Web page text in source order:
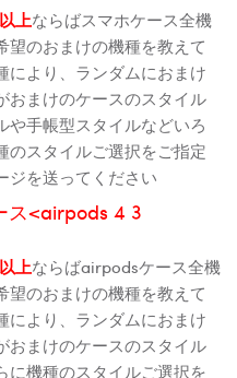
上ならばスマホケース全機
望のおまけの機種を教えて
により、ランダムにおまけ
おまけのケースのスタイル
や手帳型スタイルなどいろ
のスタイルご選択をご指定
ジを送ってください
<airpods 4 3
上ならばairpodsケース全機
望のおまけの機種を教えて
により、ランダムにおまけ
おまけのケースのスタイル
に機種のスタイルご選択を